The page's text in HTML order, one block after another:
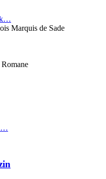
Marquis de Sade